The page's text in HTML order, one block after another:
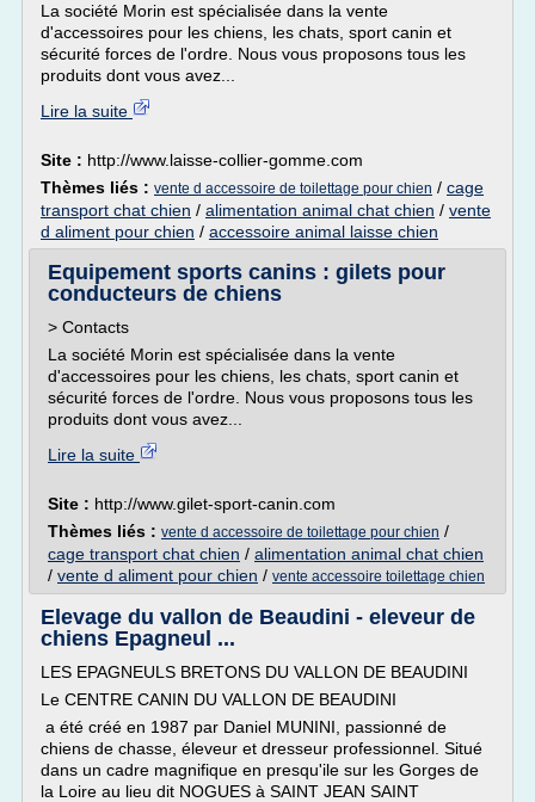
La société Morin est spécialisée dans la vente
d'accessoires pour les chiens, les chats, sport canin et
sécurité forces de l'ordre. Nous vous proposons tous les
produits dont vous avez...
Lire la suite
Site : http://www.laisse-collier-gomme.com
Thèmes liés : vente d accessoire de toilettage pour chien / cage
transport chat chien / alimentation animal chat chien / vente
d aliment pour chien / accessoire animal laisse chien
Equipement sports canins : gilets pour
conducteurs de chiens
> Contacts
La société Morin est spécialisée dans la vente
d'accessoires pour les chiens, les chats, sport canin et
sécurité forces de l'ordre. Nous vous proposons tous les
produits dont vous avez...
Lire la suite
Site : http://www.gilet-sport-canin.com
Thèmes liés : vente d accessoire de toilettage pour chien /
cage transport chat chien / alimentation animal chat chien
/ vente d aliment pour chien / vente accessoire toilettage chien
Elevage du vallon de Beaudini - eleveur de
chiens Epagneul ...
LES EPAGNEULS BRETONS DU VALLON DE BEAUDINI
Le CENTRE CANIN DU VALLON DE BEAUDINI
a été créé en 1987 par Daniel MUNINI, passionné de
chiens de chasse, éleveur et dresseur professionnel. Situé
dans un cadre magnifique en presqu'ile sur les Gorges de
la Loire au lieu dit NOGUES à SAINT JEAN SAINT